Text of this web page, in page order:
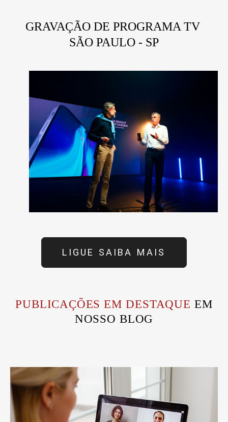
GRAVAÇÃO DE PROGRAMA TV
SÃO PAULO - SP
LIGUE SAIBA MAIS
PUBLICAÇÕES EM DESTAQUE EM
NOSSO BLOG